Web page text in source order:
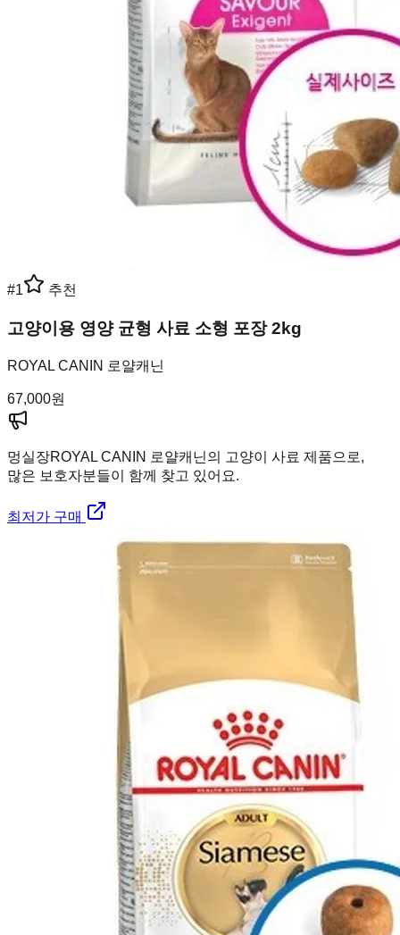
#1 추천
고양이용 영양 균형 사료 소형 포장 2kg
ROYAL CANIN 로얄캐닌
67,000원
멍실장ROYAL CANIN 로얄캐닌의 고양이 사료 제품으로,
많은 보호자분들이 함께 찾고 있어요.
최저가 구매